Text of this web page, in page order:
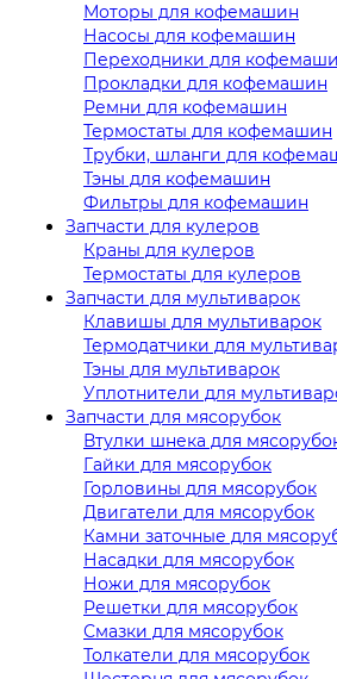
Моторы для кофемашин
Насосы для кофемашин
Переходники для
Прокладки для кофемашин
Ремни для кофемашин
Термостаты для кофемашин
Трубки, шланги для
Тэны для кофемашин
Фильтры для кофемашин
Запчасти для кулеров
Краны для кулеров
Термостаты для кулеров
Запчасти для мультиварок
Клавишы для мультиварок
Термодатчики для
Тэны для мультиварок
Уплотнители для
Запчасти для мясорубок
Втулки шнека для
Гайки для мясорубок
Горловины для мясорубок
Двигатели для мясорубок
Камни заточные для
Насадки для мясорубок
Ножи для мясорубок
Решетки для мясорубок
Смазки для мясорубок
Толкатели для мясорубок